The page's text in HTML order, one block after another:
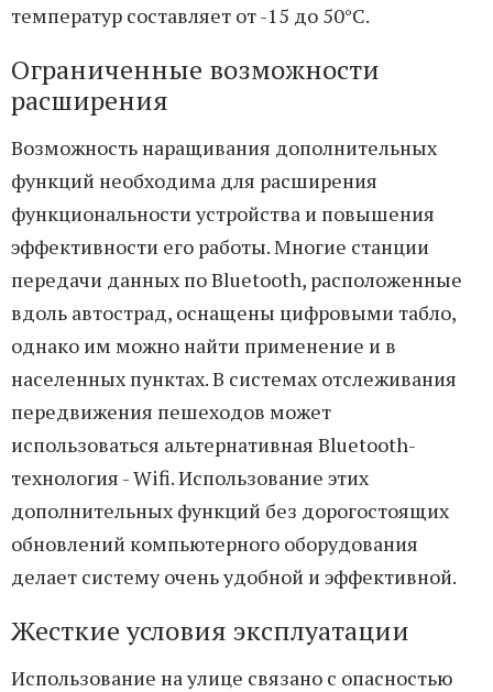
температур составляет от -15 до 50°C.
Ограниченные возможности
расширения
Возможность наращивания дополнительных
функций необходима для расширения
функциональности устройства и повышения
эффективности его работы. Многие станции
передачи данных по Bluetooth, расположенные
вдоль автострад, оснащены цифровыми табло,
однако им можно найти применение и в
населенных пунктах. В системах отслеживания
передвижения пешеходов может
использоваться альтернативная Bluetooth-
технология - Wifi. Использование этих
дополнительных функций без дорогостоящих
обновлений компьютерного оборудования
делает систему очень удобной и эффективной.
Жесткие условия эксплуатации
Использование на улице связано с опасностью